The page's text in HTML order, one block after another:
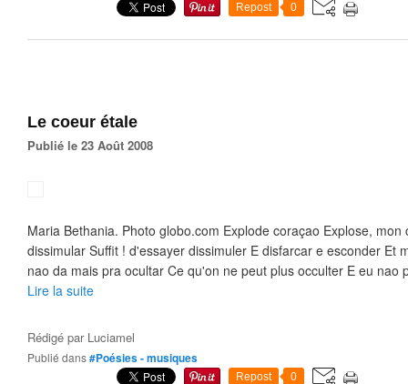
Repost 0
Le coeur étale
Publié le 23 Août 2008
Maria Bethania. Photo globo.com Explode coraçao Explose,
dissimular Suffit ! d'essayer dissimuler E disfarcar e esconder Et
nao da mais pra ocultar Ce qu'on ne peut plus occulter E eu nao
Lire la suite
Rédigé par Luciamel
Publié dans#Poésies - musiques
Repost 0